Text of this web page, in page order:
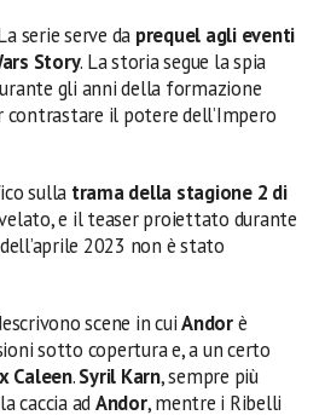
serie serve da prequel agli eventi
Story. La storia segue la spia
gli anni della formazione
contrastare il potere dell’Impero
sulla trama della stagione 2 di
e il teaser proiettato durante
dell’aprile 2023 non è stato
scene in cuiAndorè
sotto copertura e, a un certo
Caleen.Syril Karn, sempre più
caccia adAndor, mentre i Ribelli